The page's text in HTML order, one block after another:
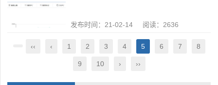
发布时间：21-02-14 阅读：2636
‹‹ ‹ 1 2 3 4 5 6 7 8
9 10 › ››